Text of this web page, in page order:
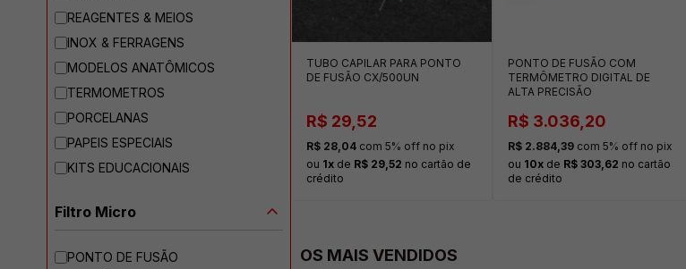
REAGENTES & MEIOS
INOX & FERRAGENS
MODELOS ANATÔMICOS
TERMOMETROS
PORCELANAS
PAPEIS ESPECIAIS
KITS EDUCACIONAIS
Filtro Micro
PONTO DE FUSÃO
TUBO CAPILAR PARA PONTO
DE FUSÃO CX/500UN
R$ 29,52
R$ 28,04com 5% off no pix
ou 1xde R$ 29,52 no cartão de
crédito
PONTO DE FUSÃO COM
TERMÔMETRO DIGITAL DE
ALTA PRECISÃO
R$ 3.036,20
R$ 2.884,39 com 5% off no pix
ou 10x de R$ 303,62 no cartão
de crédito
OS MAIS VENDIDOS